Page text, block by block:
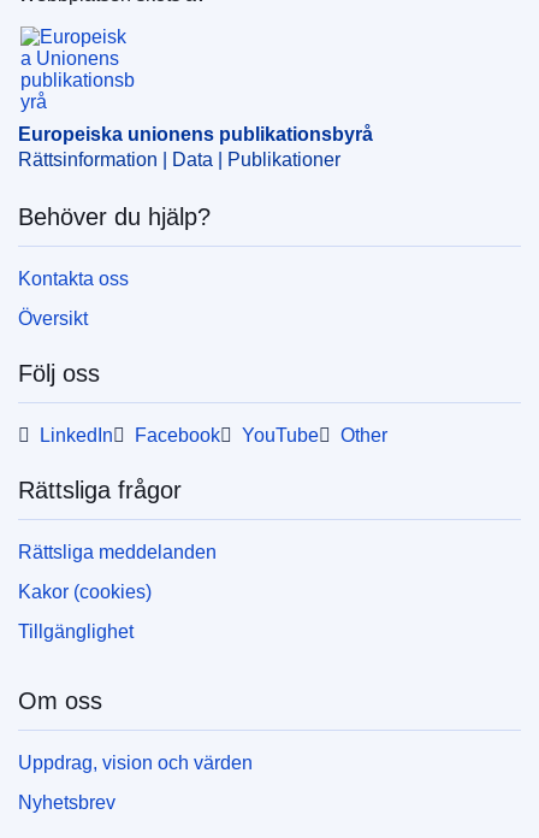
institutionernas arbetssätt
CELEX : 52011DC0781
Europeiska unionens publikationsbyrå
Europeiska unionens publikationsbyrå
Rättsinformation | Data | Publikationer
Behöver du hjälp?
Kontakta oss
Översikt
Följ oss
LinkedIn Facebook YouTube Other
Rättsliga frågor
Rättsliga meddelanden
Kakor (cookies)
Tillgänglighet
Om oss
Uppdrag, vision och värden
Nyhetsbrev